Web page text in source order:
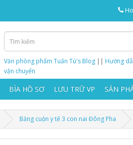
Văn phòng phẩm Tuấn Tú's Blog || Hướng
vận chuyển
BÌA HỒ SƠ LƯU TRỮ VP SẢN
Băng cuộn y tế 3 con nai Đông Pha